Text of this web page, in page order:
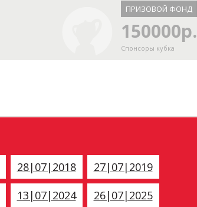
ПРИЗОВОЙ ФОНД
150000р.
Спонсоры кубка
28|07|2018
27|07|2019
13|07|2024
26|07|2025